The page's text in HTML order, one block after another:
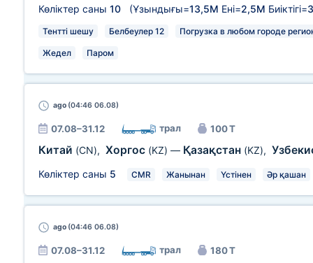
Көліктер саны 10 (Ұзындығы=13,5М Ені=2,5М Биіктігі=
Тентті шешу Белбеулер 12 Погрузка в любом городе
Жедел Паром
ago (04:46 06.08)
07.08–31.12 трал 100 Т
Китай (CN), Хоргос (KZ) — Қазақстан (KZ),
Көліктер саны 5 CMR Жанынан Үстінен Әр қашан
ago (04:46 06.08)
07.08–31.12 трал 180 Т